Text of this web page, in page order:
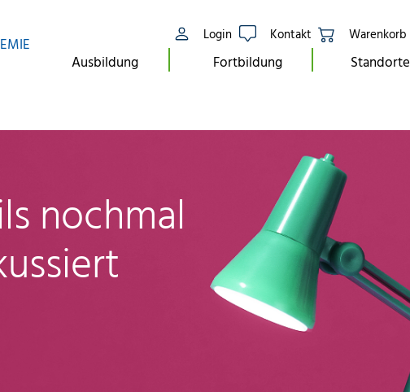
Login Kontakt Warenkorb
Ausbildung Fortbildung Standorte
nochmal